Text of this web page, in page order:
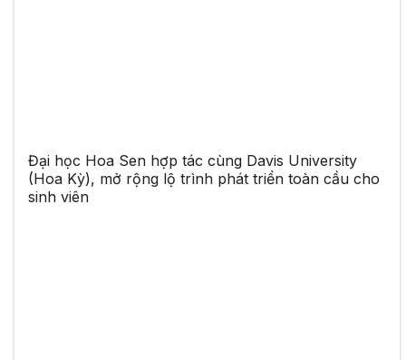
Đại học Hoa Sen hợp tác cùng Davis University
(Hoa Kỳ), mở rộng lộ trình phát triển toàn cầu cho
sinh viên